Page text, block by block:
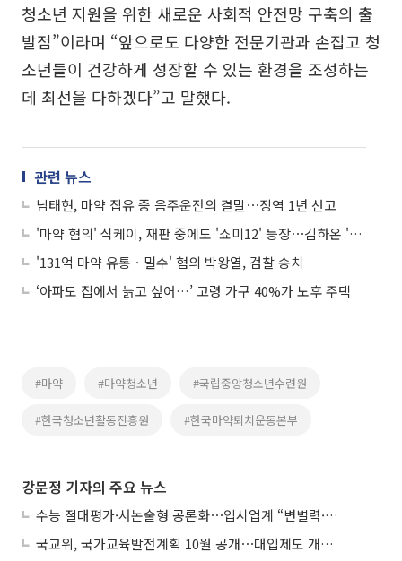
청소년 지원을 위한 새로운 사회적 안전망 구축의 출
발점”이라며 “앞으로도 다양한 전문기관과 손잡고 청
소년들이 건강하게 성장할 수 있는 환경을 조성하는
데 최선을 다하겠다”고 말했다.
관련 뉴스
남태현, 마약 집유 중 음주운전의 결말⋯징역 1년 선고
'마약 혐의' 식케이, 재판 중에도 '쇼미12' 등장⋯김하온 '우승' 무대 함께했다
'131억 마약 유통ㆍ밀수' 혐의 박왕열, 검찰 송치
‘아파도 집에서 늙고 싶어…’ 고령 가구 40%가 노후 주택
#마약 #마약청소년 #국립중앙청소년수련원
#한국청소년활동진흥원 #한국마약퇴치운동본부
강문정 기자의 주요 뉴스
수능 절대평가·서논술형 공론화⋯입시업계 “변별력·사교육 대책 먼저”
국교위, 국가교육발전계획 10월 공개⋯대입제도 개편 공론화 추진